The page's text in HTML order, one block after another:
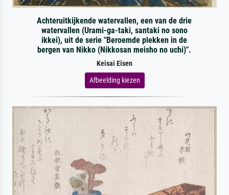
Achteruitkijkende watervallen, een van de drie
watervallen (Urami-ga-taki, santaki no sono
ikkei), uit de serie "Beroemde plekken in de
bergen van Nikko (Nikkosan meisho no uchi)".
Keisai Eisen
Afbeelding kiezen